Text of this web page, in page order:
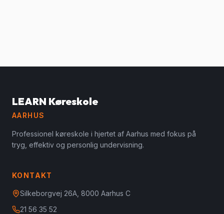
LEARN Køreskole
AARHUS
Professionel køreskole i hjertet af Aarhus med fokus på
tryg, effektiv og personlig undervisning.
KONTAKT
Silkeborgvej 26A, 8000 Aarhus C
21 56 35 52